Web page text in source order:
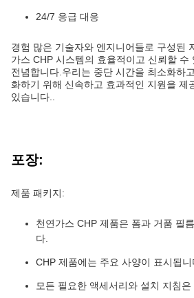
24/7 응급 대응
경험 많은 기술자와 엔지니어들로 구성된
가스 CHP 시스템의 효율적이고 신뢰할 수
전념합니다.우리는 중단 시간을 최소화하
화하기 위해 신속하고 효과적인 지원을 제
있습니다..
포장:
제품 패키지:
천연가스 CHP 제품은 폼과 거품 필
다.
CHP 제품에는 주요 사양이 표시됩니
모든 필요한 액세서리와 설치 지침